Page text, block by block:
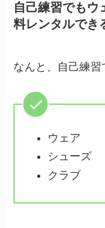
自己練習でもウ
料レンタルでき
なんと、自己練習
ウェア
シューズ
クラブ